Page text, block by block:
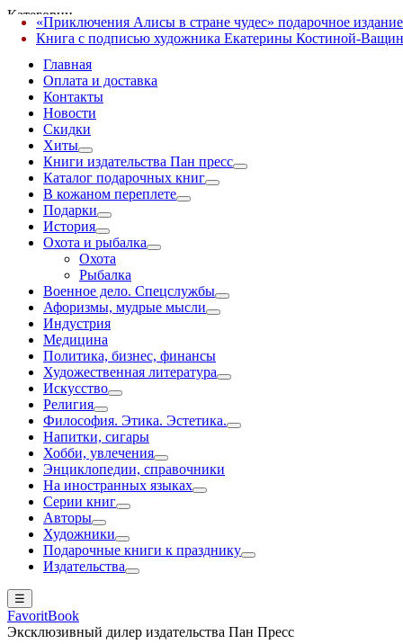
Категории
Главная
Оплата и доставка
Контакты
Новости
Скидки
Хиты
Книги издательства Пан пресс
Каталог подарочных книг
В кожаном переплете
Подарки
История
Охота и рыбалка
Охота
Рыбалка
Военное дело. Спецслужбы
Афоризмы, мудрые мысли
Индустрия
Медицина
Политика, бизнес, финансы
Художественная литература
Искусство
Религия
Философия. Этика. Эстетика.
Напитки, сигары
Хобби, увлечения
Энциклопедии, справочники
На иностранных языках
Серии книг
Авторы
Художники
Подарочные книги к празднику
Издательства
☰
FavoritBook
Эксклюзивный дилер издательства Пан Пресс
«Приключения Алисы в стране чудес» подарочное издание
Книга с подписью художника Екатерины Костиной-